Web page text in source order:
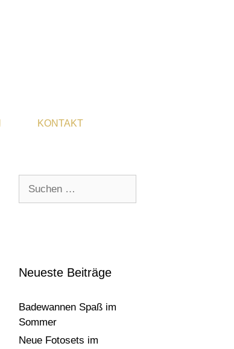
KONTAKT
Neueste Beiträge
Badewannen Spaß im
Sommer
Neue Fotosets im